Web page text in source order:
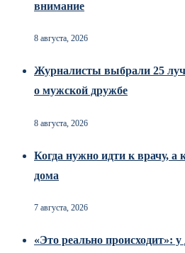
внимание
8 августа, 2026
Журналисты выбрали 25
о мужской дружбе
8 августа, 2026
Когда нужно идти к врачу, а
дома
7 августа, 2026
«Это реально происходит»: